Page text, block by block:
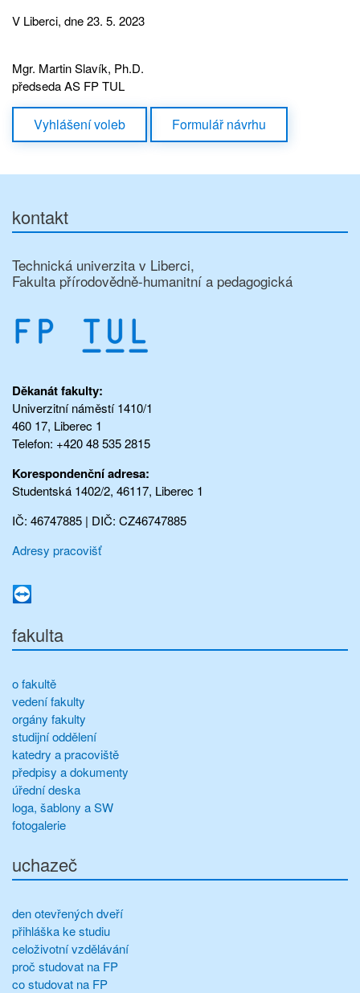
V Liberci, dne 23. 5. 2023
Mgr. Martin Slavík, Ph.D.
předseda AS FP TUL
Vyhlášení voleb Formulář návrhu
kontakt
Technická univerzita v Liberci,
Fakulta přírodovědně-humanitní a pedagogická
Děkanát fakulty:
Univerzitní náměstí 1410/1
460 17, Liberec 1
Telefon: +420 48 535 2815
Korespondenční adresa:
Studentská 1402/2, 46117, Liberec 1
IČ: 46747885 | DIČ: CZ46747885
Adresy pracovišť
fakulta
o fakultě
vedení fakulty
orgány fakulty
studijní oddělení
katedry a pracoviště
předpisy a dokumenty
úřední deska
loga, šablony a SW
fotogalerie
uchazeč
den otevřených dveří
přihláška ke studiu
celoživotní vzdělávání
proč studovat na FP
co studovat na FP